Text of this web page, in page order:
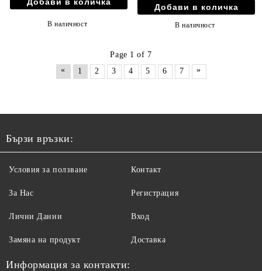
В наличност В наличност
Page 1 of 7
«
1 2 3 4 5 6 7 »
Бързи връзки:
Условия за ползване
За Нас
Лични Данни
Замяна на продукт
Контакт
Регистрация
Вход
Доставка
Информация за контакти: